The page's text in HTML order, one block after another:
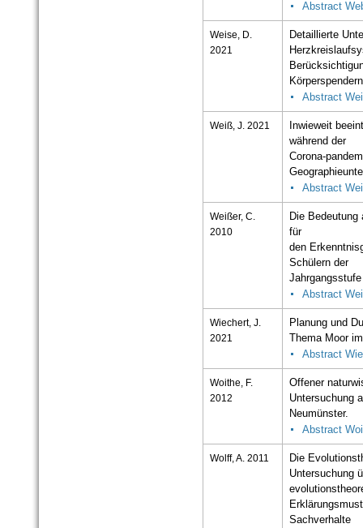
Abstract
Weise, D.
2021
Detaillierte
Körperspendern
Abstract
Weiß, J. 2021
Inwieweit
während der
Corona-
Abstract
Weißer, C.
2010
Die
für
den
Schülern der
Abstract
Wiechert, J.
2021
Planung und
Thema Moor
Abstract
Woithe, F.
2012
Offener
Untersuchung
Neumünster.
Abstract
Wolff, A. 2011
Die
Untersuchung
Sachverhalte